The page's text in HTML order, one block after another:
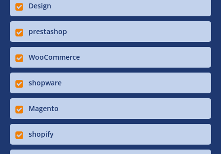
Design
prestashop
WooCommerce
shopware
Magento
shopify